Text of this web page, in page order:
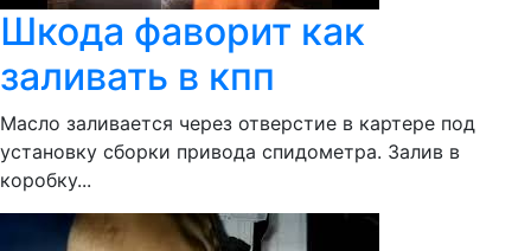
Шкода фаворит как
заливать в кпп
Масло заливается через отверстие в картере под
установку сборки привода спидометра. Залив в
коробку...